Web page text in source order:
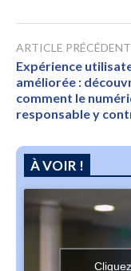
ARTICLE PRÉCÉDENT
Expérience
améliorée :
comment le
responsable y
À VOIR !